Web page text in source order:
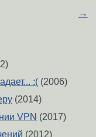
→
:( (2006)
(2014)
VPN (2017)
(2012)